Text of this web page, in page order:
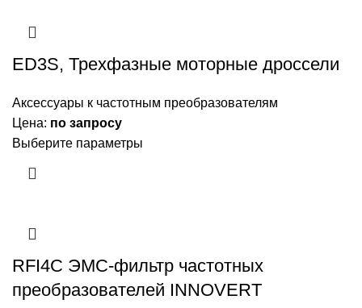
ED3S, Трехфазные моторные дроссели
Аксессуары к частотным преобразователям
Цена: по запросу
Выберите параметры
RFI4C ЭМС-фильтр частотных
преобразователей INNOVERT